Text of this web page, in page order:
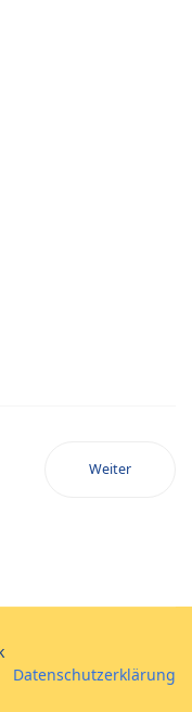
Weiter
Datenschutzerklärung